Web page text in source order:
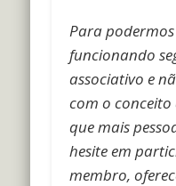
Para
funcionando
associativo e
com o conceito
que mais
hesite em
membro,